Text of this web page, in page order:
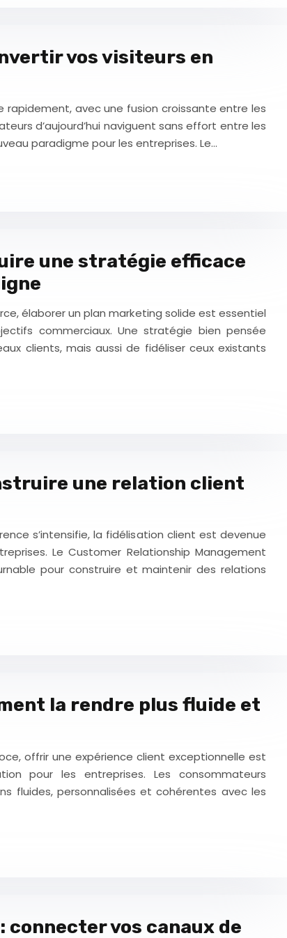
vos visiteurs en
avec une fusion croissante entre les
d’aujourd’hui naviguent sans effort entre les
paradigme pour les entreprises. Le…
une stratégie efficace
élaborer un plan marketing solide est essentiel
commerciaux. Une stratégie bien pensée
clients, mais aussi de fidéliser ceux existants
une relation client
s’intensifie, la fidélisation client est devenue
Le Customer Relationship Management
pour construire et maintenir des relations
la rendre plus fluide et
offrir une expérience client exceptionnelle est
pour les entreprises. Les consommateurs
fluides, personnalisées et cohérentes avec les
connecter vos canaux de